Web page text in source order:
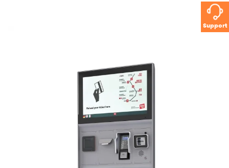
Support